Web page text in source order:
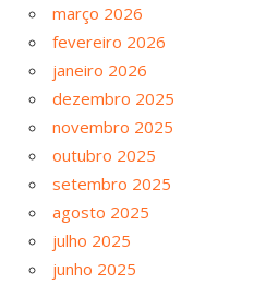
março 2026
fevereiro 2026
janeiro 2026
dezembro 2025
novembro 2025
outubro 2025
setembro 2025
agosto 2025
julho 2025
junho 2025